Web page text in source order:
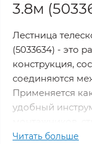
3.8м
Лестница
(5033634) - это
конструкция,
соединяются
Применяется
удобный
электрических
Читать больше